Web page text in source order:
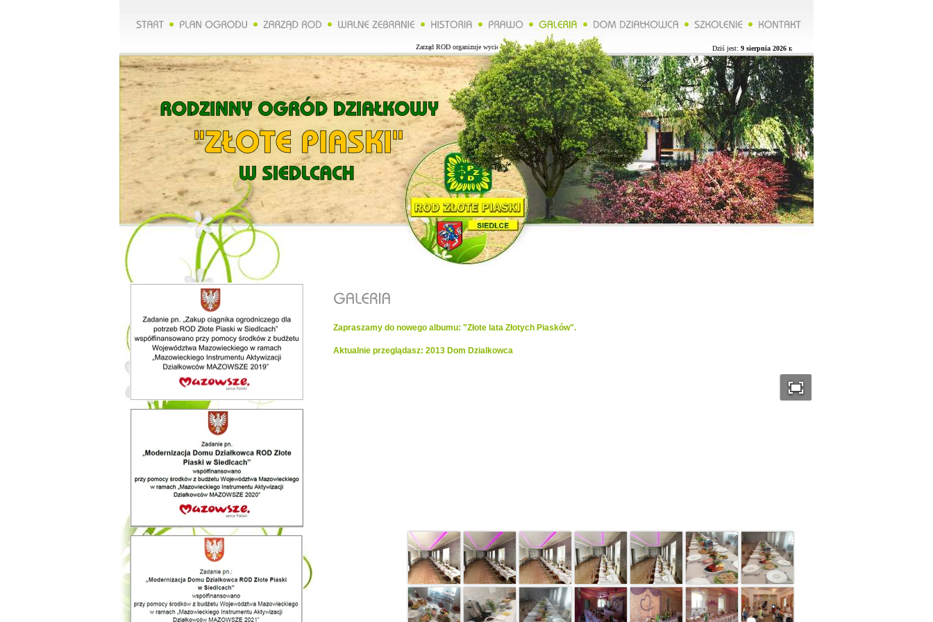
Zarząd ROD organizuje wycieczkę do Lublina więcej na naszej stronie.**********Zarząd ROD organizuje wycieczkę do Lublina więcej na naszej stronie.**********Zarząd ROD
Dziś jest: 9 sierpnia 2026 r.
Zapraszamy do nowego albumu: "Złote lata Złotych Piasków".
Aktualnie przeglądasz: 2013 Dom Dzialkowca